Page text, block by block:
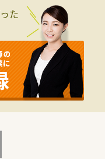
います。
集中するため、午後は比
環境です。
将来の世代交代を見据え
募案件です。
ため、新しいシステムに
ています。
戦でき、周囲のスタッフ
募ります。
立ち上げを行い、長年に
た